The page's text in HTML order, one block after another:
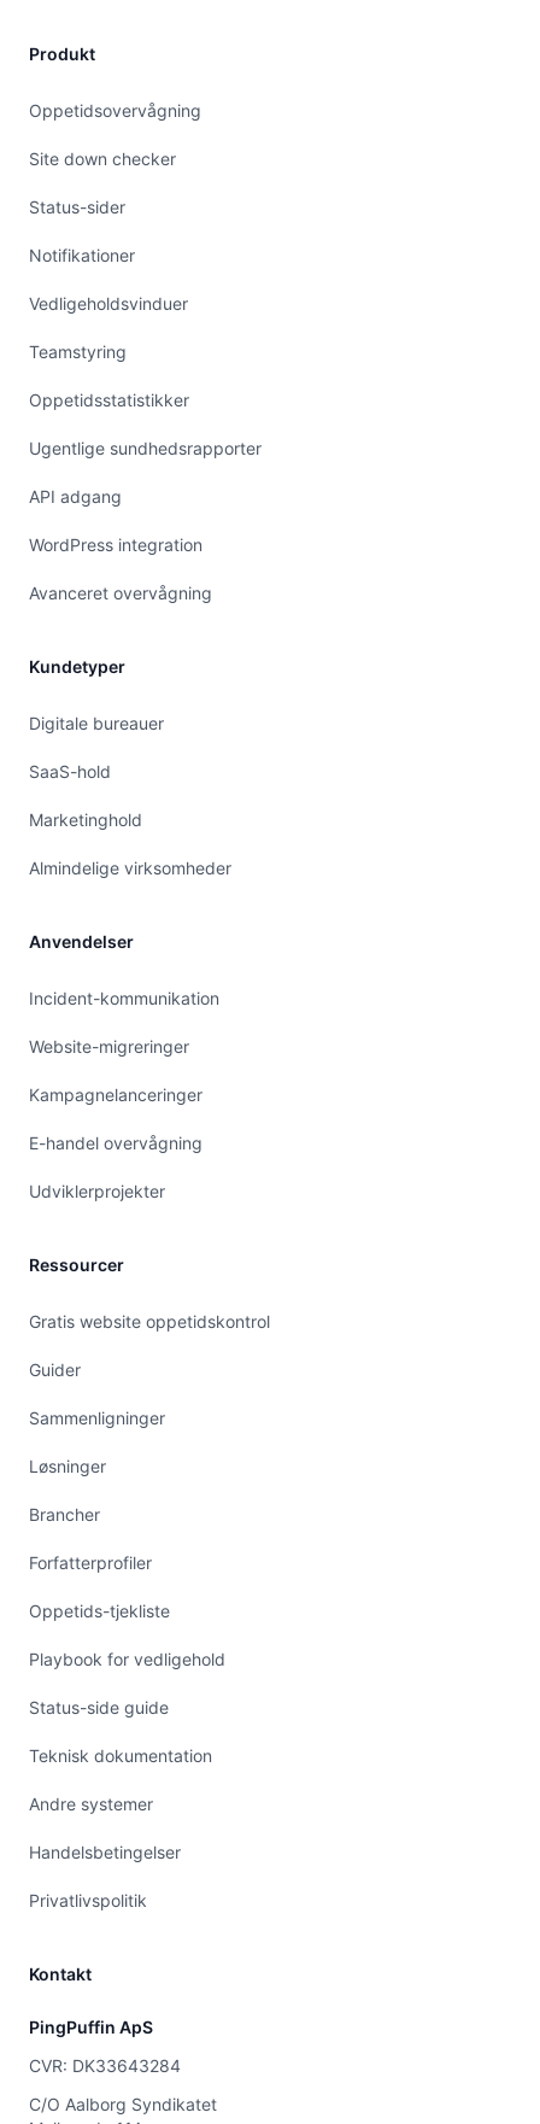
Produkt
Oppetidsovervågning
Site down checker
Status-sider
Notifikationer
Vedligeholdsvinduer
Teamstyring
Oppetidsstatistikker
Ugentlige sundhedsrapporter
API adgang
WordPress integration
Avanceret overvågning
Kundetyper
Digitale bureauer
SaaS-hold
Marketinghold
Almindelige virksomheder
Anvendelser
Incident-kommunikation
Website-migreringer
Kampagnelanceringer
E-handel overvågning
Udviklerprojekter
Ressourcer
Gratis website oppetidskontrol
Guider
Sammenligninger
Løsninger
Brancher
Forfatterprofiler
Oppetids-tjekliste
Playbook for vedligehold
Status-side guide
Teknisk dokumentation
Andre systemer
Handelsbetingelser
Privatlivspolitik
Kontakt
PingPuffin ApS
CVR: DK33643284
C/O Aalborg Syndikatet